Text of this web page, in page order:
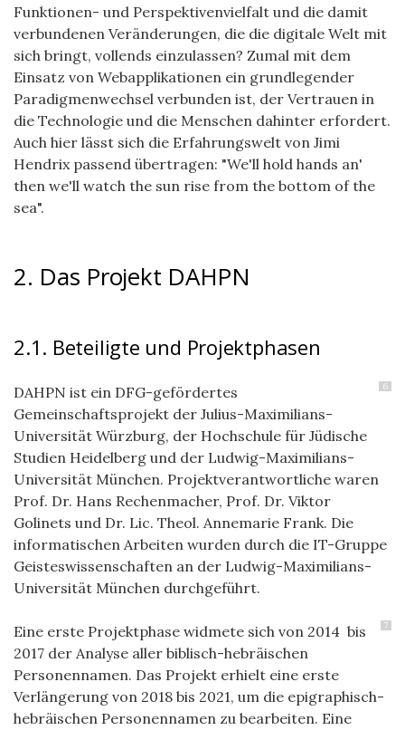
Funktionen- und Perspektivenvielfalt und die damit
verbundenen Veränderungen, die die digitale Welt mit
sich bringt, vollends einzulassen? Zumal mit dem
Einsatz von Webapplikationen ein grundlegender
Paradigmenwechsel verbunden ist, der Vertrauen in
die Technologie und die Menschen dahinter erfordert.
Auch hier lässt sich die Erfahrungswelt von Jimi
Hendrix passend übertragen: "We'll hold hands an'
then we'll watch the sun rise from the bottom of the
sea".
2. Das Projekt DAHPN
2.1. Beteiligte und Projektphasen
6
DAHPN ist ein DFG-gefördertes
Gemeinschaftsprojekt der Julius-Maximilians-
Universität Würzburg, der Hochschule für Jüdische
Studien Heidelberg und der Ludwig-Maximilians-
Universität München. Projektverantwortliche waren
Prof. Dr. Hans Rechenmacher, Prof. Dr. Viktor
Golinets und Dr. Lic. Theol. Annemarie Frank. Die
informatischen Arbeiten wurden durch die IT-Gruppe
Geisteswissenschaften an der Ludwig-Maximilians-
Universität München durchgeführt.
7
Eine erste Projektphase widmete sich von 2014 bis
2017 der Analyse aller biblisch-hebräischen
Personennamen. Das Projekt erhielt eine erste
Verlängerung von 2018 bis 2021, um die epigraphisch-
hebräischen Personennamen zu bearbeiten. Eine